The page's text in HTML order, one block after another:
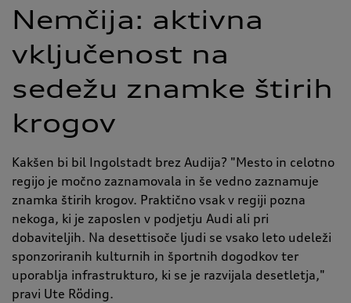
Nemčija: aktivna
vključenost na
sedežu znamke štirih
krogov
Kakšen bi bil Ingolstadt brez Audija? "Mesto in celotno
regijo je močno zaznamovala in še vedno zaznamuje
znamka štirih krogov. Praktično vsak v regiji pozna
nekoga, ki je zaposlen v podjetju Audi ali pri
dobaviteljih. Na desettisoče ljudi se vsako leto udeleži
sponzoriranih kulturnih in športnih dogodkov ter
uporablja infrastrukturo, ki se je razvijala desetletja,"
pravi Ute Röding.